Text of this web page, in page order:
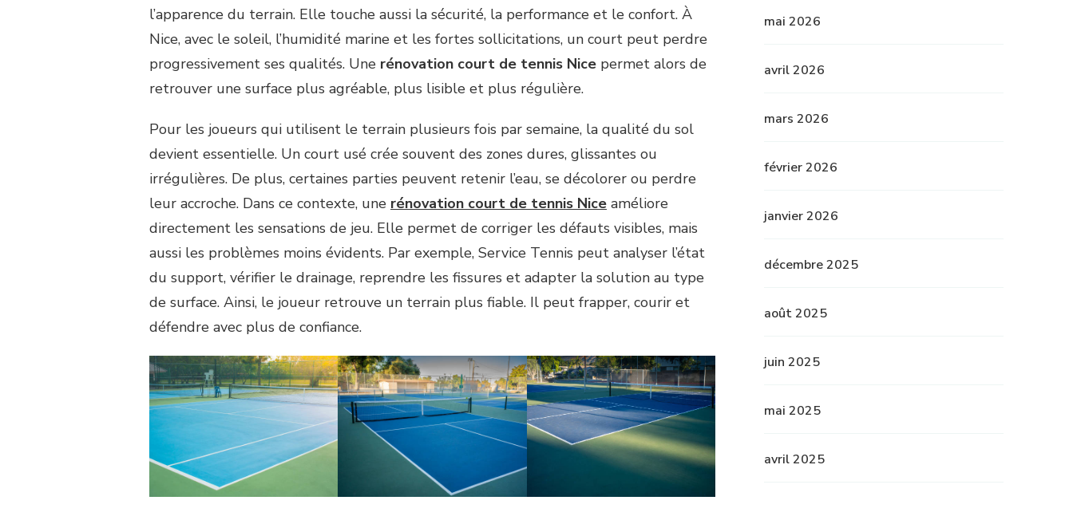
L’EXPÉRIENCE
l’apparence du terrain. Elle touche aussi la sécurité, la performance et le confort. À
Nice, avec le soleil, l’humidité marine et les fortes sollicitations, un court peut perdre
progressivement ses qualités. Une rénovation court de tennis Nice permet alors de
retrouver une surface plus agréable, plus lisible et plus régulière.
Pour les joueurs qui utilisent le terrain plusieurs fois par semaine, la qualité du sol
devient essentielle. Un court usé crée souvent des zones dures, glissantes ou
irrégulières. De plus, certaines parties peuvent retenir l’eau, se décolorer ou perdre
leur accroche. Dans ce contexte, une rénovation court de tennis Nice améliore
directement les sensations de jeu. Elle permet de corriger les défauts visibles, mais
aussi les problèmes moins évidents. Par exemple, Service Tennis peut analyser l’état
du support, vérifier le drainage, reprendre les fissures et adapter la solution au type
de surface. Ainsi, le joueur retrouve un terrain plus fiable. Il peut frapper, courir et
défendre avec plus de confiance.
mai 2026
avril 2026
mars 2026
février 2026
janvier 2026
décembre 2025
août 2025
juin 2025
mai 2025
avril 2025